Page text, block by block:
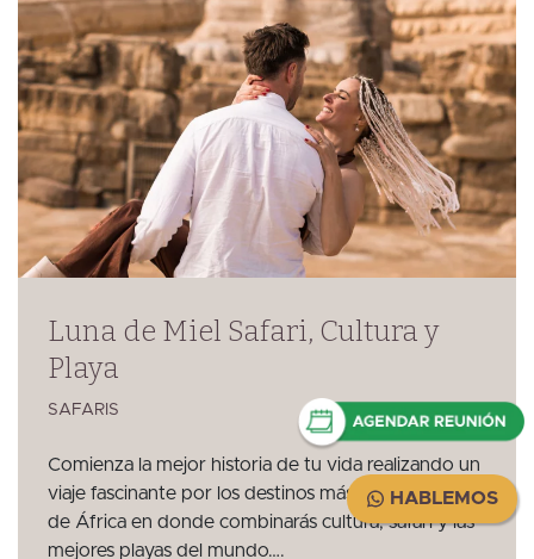
Luna de Miel Safari, Cultura y
Playa
SAFARIS
Comienza la mejor historia de tu vida realizando un
viaje fascinante por los destinos más emblemáticos
de África en donde combinarás cultura, safari y las
mejores playas del mundo….
HABLEMOS